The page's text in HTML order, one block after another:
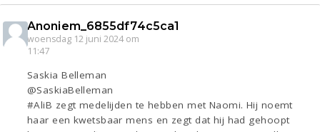
Anoniem_6855df74c5ca1
woensdag 12 juni 2024 om
11:47
Saskia Belleman
@SaskiaBelleman
#AliB zegt medelijden te hebben met Naomi. Hij noemt
haar een kwetsbaar mens en zegt dat hij had gehoopt